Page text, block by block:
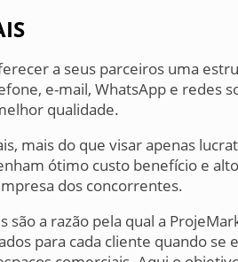
a seus parceiros uma
e-mail, WhatsApp e redes
qualidade.
mais do que visar apenas
ótimo custo benefício e
dos concorrentes.
são a razão pela qual a
para cada cliente quando se